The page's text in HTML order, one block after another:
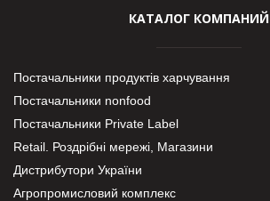
КАТАЛОГ КОМПАНИЙ
Постачальники продуктів харчування
Постачальники nonfood
Постачальники Private Label
Retail. Роздрібні мережі, Магазини
Дистрибутори України
Агропромисловий комплекс